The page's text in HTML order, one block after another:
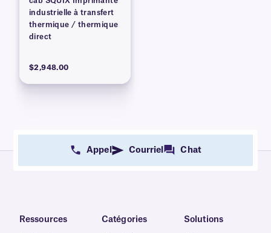
industrielle à transfert
thermique / thermique
direct
$2,948.00
Appel Courriel Chat
Ressources Catégories Solutions